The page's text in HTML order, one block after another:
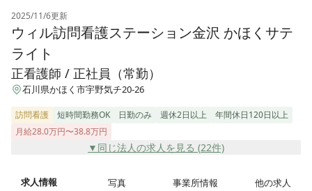
2025/11/6更新
ウィル訪問看護ステーション金沢 かほくサテ
ライト
正看護師 / 正社員（常勤）
石川県かほく市宇野気チ20-26
訪問看護 短時間勤務OK 日勤のみ 週休2日以上
年間休日120日以上
月給28.0万円〜38.8万円
▼同じ法人の求人を見る (22件)
求人情報 写真 事業所情報 他の求人